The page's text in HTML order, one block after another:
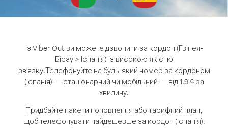
Із Viber Out ви можете дзвонити за кордон (Гвінея-
Бісау > Іспанія) із високою якістю
зв'язку.Телефонуйте на будь-який номер за кордоном
(Іспанія) — стаціонарний чи мобільний — від 1.9 ¢ за
хвилину.
Придбайте пакети поповнення або тарифний план,
щоб телефонувати найдешевше за кордон (Іспанія).